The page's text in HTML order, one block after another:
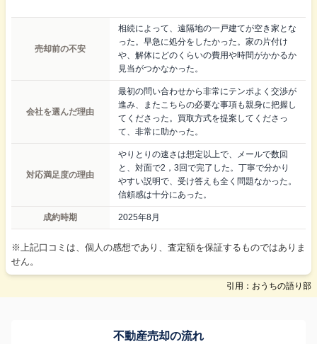
売却前の不安
相続によって、遠隔地の一戸建てが空き家とな
った。早急に処分をしたかった。家の片付け
や、解体にどのくらいの費用や時間がかかるか
見当がつかなかった。
会社を選んだ理由
最初の問い合わせから非常にテンポよく交渉が
進み、またこちらの必要な事項も親身に把握し
てくださった。買取方式を提案してくださっ
て、非常に助かった。
対応満足度の理由
やりとりの速さは想定以上で、メールで数回
と、対面で2，3回で完了した。丁寧で分かり
やすい説明で、受け答えも全く問題なかった。
信頼感は十分にあった。
成約時期 2025年8月
※上記口コミは、個人の感想であり、査定額を保証するものではありま
せん。
引用：おうちの語り部
不動産売却の流れ